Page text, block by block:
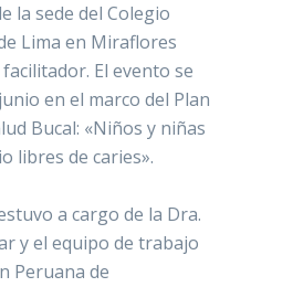
la sede del Colegio
Lima en Miraflores
El evento se
en el marco del Plan
Bucal: «Niños y niñas
libres de caries».
a cargo de la Dra.
y el equipo de trabajo
Peruana de